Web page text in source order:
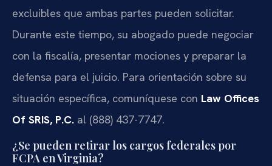
excluibles que ambas partes pueden solicitar.
Durante este tiempo, su abogado puede negociar
con la fiscalía, presentar mociones y preparar la
defensa para el juicio. Para orientación sobre su
situación específica, comuníquese con Law Offices
Of SRIS, P.C. al (888) 437-7747.
¿Se pueden retirar los cargos federales por
FCPA en Virginia?